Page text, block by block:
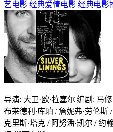
艺电影 经典爱情电影 经典电影
导演: 大卫·欧·拉塞尔 编剧: 马
布莱德利·库珀 / 詹妮弗·劳伦斯
克里斯·塔克 / 阿努潘·凯尔 / 约